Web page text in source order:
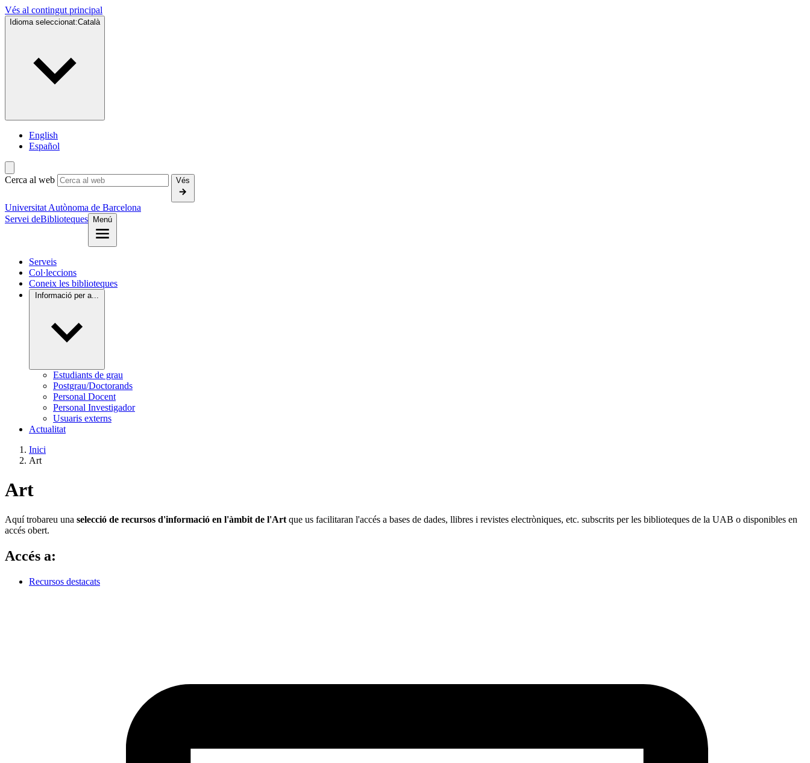
Vés al contingut principal
Idioma seleccionat:Català
English
Español
Cerca al web Vés
Universitat Autònoma de Barcelona
Servei deBiblioteques Menú
Serveis
Col·leccions
Coneix les biblioteques
Informació per a...
Estudiants de grau
Postgrau/Doctorands
Personal Docent
Personal Investigador
Usuaris externs
Actualitat
Inici
Art
Art
Aquí trobareu una selecció de recursos d'informació en l'àmbit de l'Art que us facilitaran l'accés a bases de dades, llibres i revistes electròniques, etc. subscrits per les biblioteques de la UAB o disponibles en
accés obert.
Accés a:
Recursos destacats